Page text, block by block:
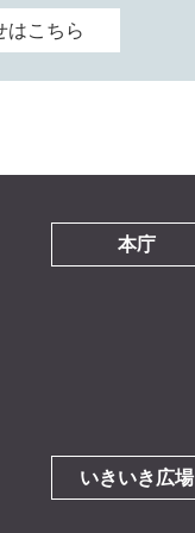
はこちら
本庁
いきいき広場